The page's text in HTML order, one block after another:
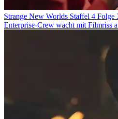
Strange New Worlds Staffel 4
Enterprise-Crew wacht mit Filmriss